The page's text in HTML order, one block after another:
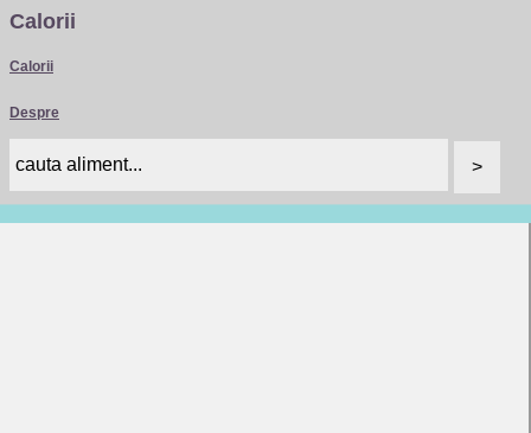
Calorii
Calorii
Despre